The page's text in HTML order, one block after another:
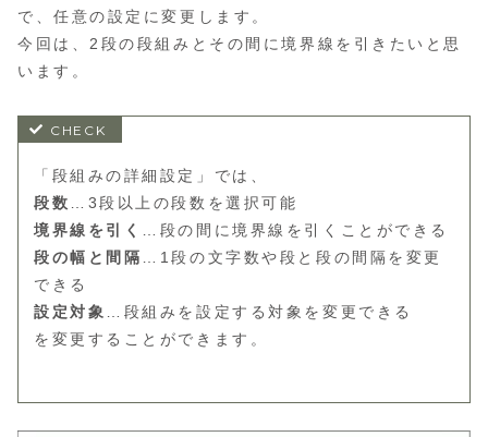
で、任意の設定に変更します。
今回は、2段の段組みとその間に境界線を引きたいと思
います。
「段組みの詳細設定」では、
段数 …3段以上の段数を選択可能
境界線を引く …段の間に境界線を引くことができる
段の幅と間隔 …1段の文字数や段と段の間隔を変更
できる
設定対象 …段組みを設定する対象を変更できる
を変更することができます。